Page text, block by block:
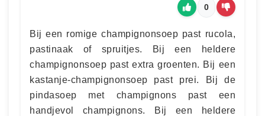
0
Bij een romige champignonsoep past rucola,
pastinaak of spruitjes. Bij een heldere
champignonsoep past extra groenten. Bij een
kastanje-champignonsoep past prei. Bij de
pindasoep met champignons past een
handjevol champignons. Bij een heldere